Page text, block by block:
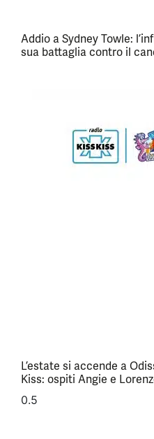
Addio a Sydney Towle:
sua battaglia contro il
L’estate si accende a
Kiss: ospiti Angie e